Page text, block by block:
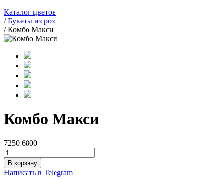
Каталог цветов
/Букеты из роз
/Комбо Макси
Комбо Макси
7250 6800
В корзину
Написать в Telegram